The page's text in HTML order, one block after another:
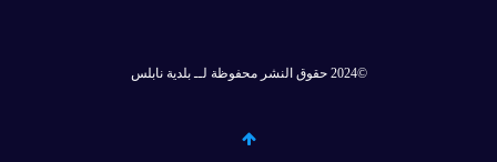
©2024 حقوق النشر محفوظة لــ بلدية نابلس